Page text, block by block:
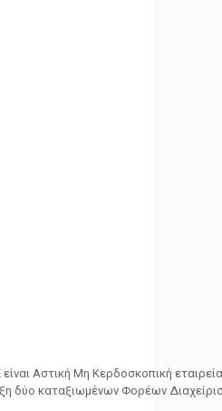
Αστική Μη Κερδοσκοπική
δύο καταξιωμένων Φορέων